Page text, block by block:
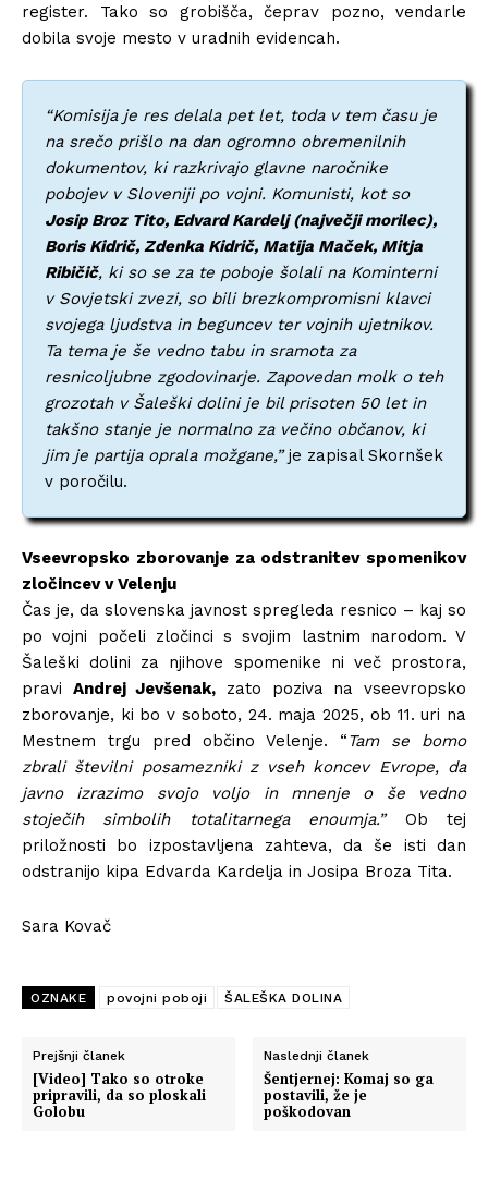
register. Tako so grobišča, čeprav pozno, vendarle
dobila svoje mesto v uradnih evidencah.
“Komisija je res delala pet let, toda v tem času je
na srečo prišlo na dan ogromno obremenilnih
dokumentov, ki razkrivajo glavne naročnike
pobojev v Sloveniji po vojni. Komunisti, kot so
Josip Broz Tito, Edvard Kardelj (največji morilec),
Boris Kidrič, Zdenka Kidrič, Matija Maček, Mitja
Ribičič, ki so se za te poboje šolali na Kominterni
v Sovjetski zvezi, so bili brezkompromisni klavci
svojega ljudstva in beguncev ter vojnih ujetnikov.
Ta tema je še vedno tabu in sramota za
resnicoljubne zgodovinarje. Zapovedan molk o teh
grozotah v Šaleški dolini je bil prisoten 50 let in
takšno stanje je normalno za večino občanov, ki
jim je partija oprala možgane,”je zapisal Skornšek
v poročilu.
Vseevropsko zborovanje za odstranitev spomenikov
zločincev v Velenju
Čas je, da slovenska javnost spregleda resnico – kaj so
po vojni počeli zločinci s svojim lastnim narodom. V
Šaleški dolini za njihove spomenike ni več prostora,
pravi Andrej Jevšenak, zato poziva na vseevropsko
zborovanje, ki bo v soboto, 24. maja 2025, ob 11. uri na
Mestnem trgu pred občino Velenje. “Tam se bomo
zbrali številni posamezniki z vseh koncev Evrope, da
javno izrazimo svojo voljo in mnenje o še vedno
stoječih simbolih totalitarnega enoumja.” Ob tej
priložnosti bo izpostavljena zahteva, da še isti dan
odstranijo kipa Edvarda Kardelja in Josipa Broza Tita.
Sara Kovač
OZNAKE povojni poboji ŠALEŠKA DOLINA
Prejšnji članek
[Video] Tako so otroke
pripravili, da so ploskali
Golobu
Naslednji članek
Šentjernej: Komaj so ga
postavili, že je
poškodovan